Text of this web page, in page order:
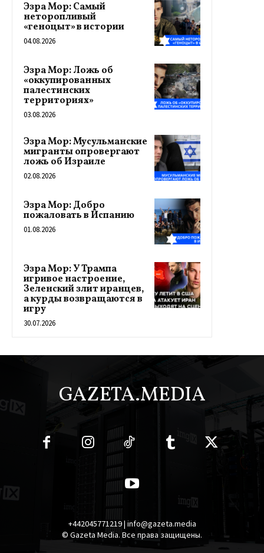
Эзра Мор: Самый
неторопливый
«геноцыт» в истории
04.08.2026
Эзра Мор: Ложь об
«оккупированных
палестинских
территориях»
03.08.2026
Эзра Мор: Мусульманские
мигранты опровергают
ложь об Израиле
02.08.2026
Эзра Мор: Добро
пожаловать в Испанию
01.08.2026
Эзра Мор: У Трампа
игривое настроение,
Зеленский злит иранцев,
а курды возвращаются в
игру
30.07.2026
GAZETA.MEDIA
+442045771219 | info@gazeta.media
© Gazeta Media. Все права защищены.